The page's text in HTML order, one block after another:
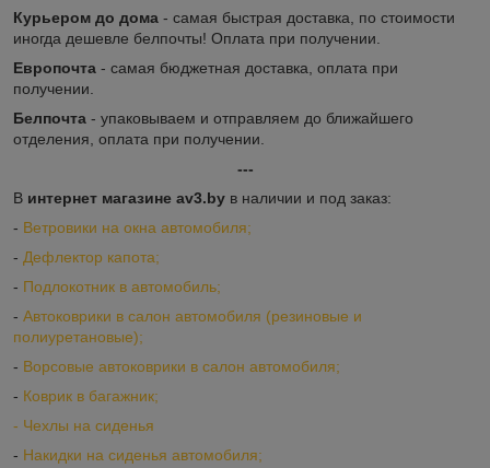
Курьером до дома - самая быстрая доставка, по стоимости
иногда дешевле белпочты! Оплата при получении.
Европочта - самая бюджетная доставка, оплата при
получении.
Белпочта - упаковываем и отправляем до ближайшего
отделения, оплата при получении.
---
В интернет магазине av3.by в наличии и под заказ:
- Ветровики на окна автомобиля;
- Дефлектор капота;
- Подлокотник в автомобиль;
- Автоковрики в салон автомобиля (резиновые и
полиуретановые);
- Ворсовые автоковрики в салон автомобиля;
- Коврик в багажник;
- Чехлы на сиденья
- Накидки на сиденья автомобиля;